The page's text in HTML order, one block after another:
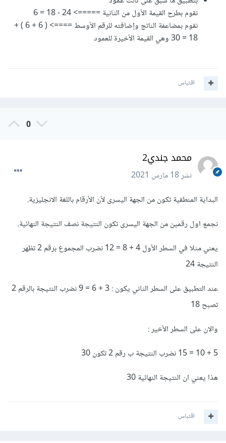
نقوم بطرح القيمة الأول من الثانية =====> 24 - 18 = 6
نقوم بمضاعفة الناتج وإضافته للرقم الأوسط ====> ( 6 + 6 ) +
18 = 30 وهي القيمة الأخيرة للعمود
اقتباس
0
محمد جندي2
نشر18 مارس 2021
البداية المنطقية تكون من الجهة اليسرى لأن الأرقام باللغة الانجليزية.
نجمع اول رقمين من الجهة اليسرى تكون النتيجة نصف النتيجة النهائية.
يعني مثلا في السطر الأول 4 + 8 = 12 نضرب المجموع برقم 2 تظهر
النتيجة 24
عند التطبيق على السطر الثاني يكون : 3 + 6 = 9 نضرب النتيجة بالرقم 2
تصبح 18
والان على السطر الأخير :
5 + 10 = 15 نضرب النتيجة ب رقم 2 تكون 30
هذا يعني ان النتيجة النهائية 30
اقتباس